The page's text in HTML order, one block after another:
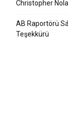
Christopher
AB Raportörü
Teşekkürü